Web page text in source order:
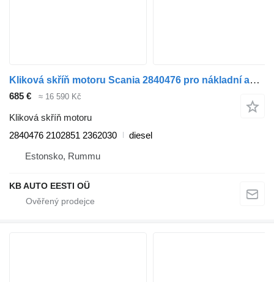
Kliková skříň motoru Scania 2840476 pro nákladní auta Scania P,G,R,T-series (2004-2017)
685 € ≈ 16 590 Kč
Kliková skříň motoru
2840476 2102851 2362030
diesel
Estonsko, Rummu
KB AUTO EESTI OÜ